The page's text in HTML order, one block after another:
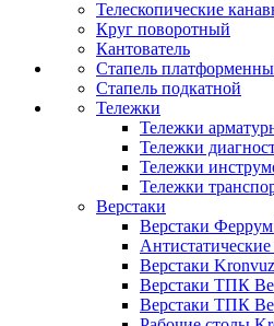
Телескопические
Круг поворотный
Кантователь
Стапель
Стапель подкатной
Тележки
Тележки
Тележки
Тележки
Тележки
Верстаки
Верстаки
Верстаки Kronvuz
Верстаки ТПК
Верстаки ТПК